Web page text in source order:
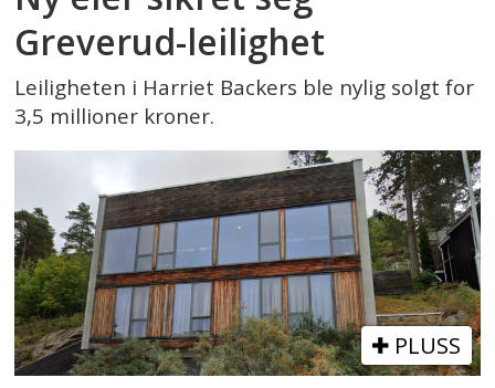
Greverud-leilighet
Leiligheten i Harriet Backers ble nylig solgt for
3,5 millioner kroner.
PLUSS